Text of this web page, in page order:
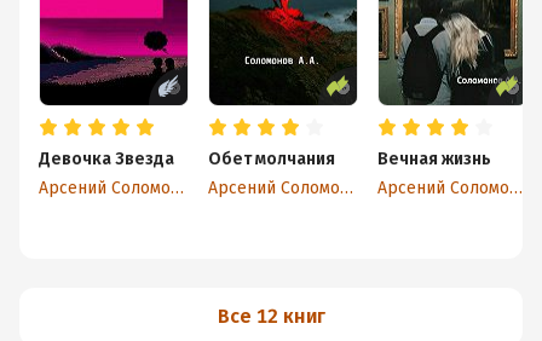
Девочка Звезда
Арсений Соломонов
Обет молчания
Арсений Соломонов
Вечная жизнь
Арсений Соломонов
Все 12 книг